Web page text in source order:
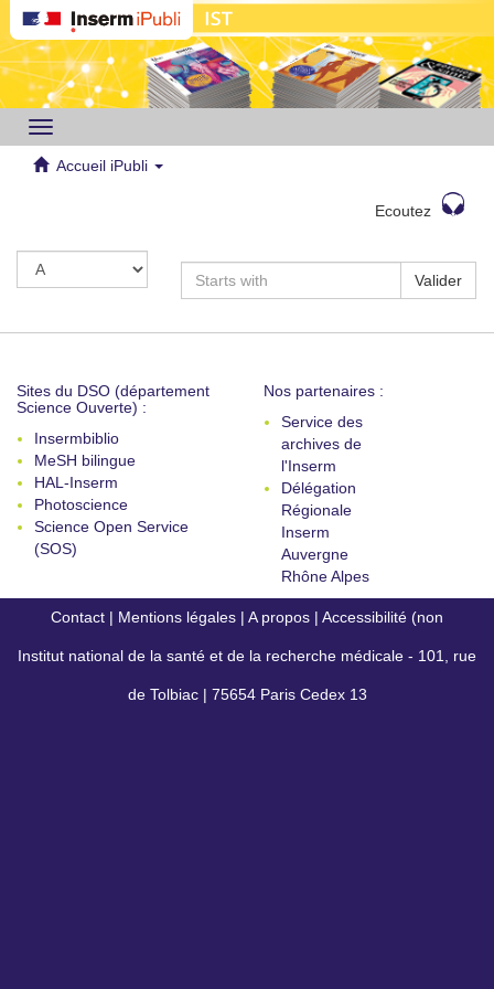
Toggle
navigation
Accueil iPubli
Ecoutez
Valider
Sites du DSO (département
Science Ouverte) :
Insermbiblio
MeSH bilingue
HAL-Inserm
Photoscience
Science Open Service
(SOS)
Nos partenaires :
Service des
archives de
l'Inserm
Délégation
Régionale
Inserm
Auvergne
Rhône Alpes
Contact | Mentions légales | A propos | Accessibilité (non
conforme)
Institut national de la santé et de la recherche médicale - 101, rue
de Tolbiac | 75654 Paris Cedex 13